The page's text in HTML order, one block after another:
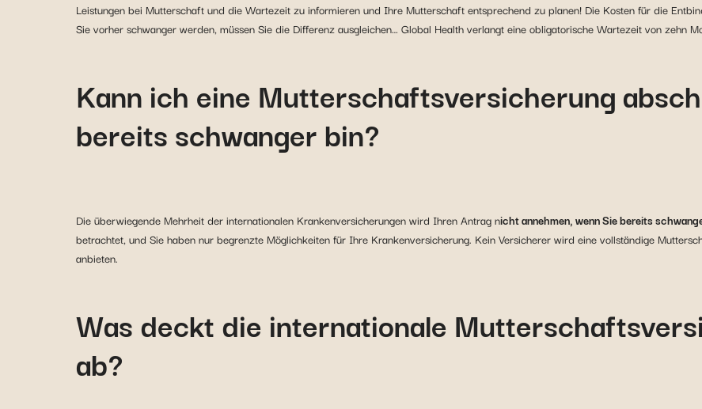
Leistungen bei Mutterschaft und die Wartezeit zu informieren und Ihre Mutterschaft entsprechend zu planen! Die Kosten für die
Sie vorher schwanger werden, müssen Sie die Differenz ausgleichen… Global Health verlangt eine obligatorische Wartezeit von zehn
Kann ich eine Mutterschaftsversicherung
bereits schwanger bin?
Die überwiegende Mehrheit der internationalen Krankenversicherungen wird Ihren Antrag nicht annehmen, wenn Sie bereits
betrachtet, und Sie haben nur begrenzte Möglichkeiten für Ihre Krankenversicherung. Kein Versicherer wird eine vollständige
anbieten.
Was deckt die internationale
ab?